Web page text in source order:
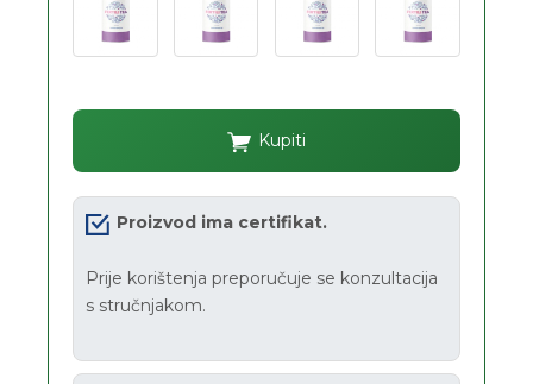
Kupiti
Proizvod ima certifikat.
Prije korištenja preporučuje se konzultacija
s stručnjakom.